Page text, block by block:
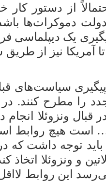
از دستور
دموکرات‌ها
یک دیپلماسی
آمریکا نیز از
سیاست‌های
را مطرح کنند.
ونزوئلا
است هیچ روابط
توجه داشت که
و ونزوئلا اتخاذ
این روابط